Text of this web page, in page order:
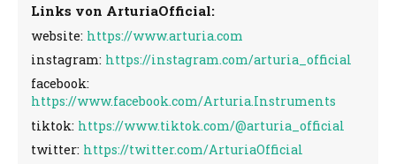
Links von ArturiaOfficial:
website: https://www.arturia.com
instagram: https://instagram.com/arturia_official
facebook:
https://www.facebook.com/Arturia.Instruments
tiktok: https://www.tiktok.com/@arturia_official
twitter: https://twitter.com/ArturiaOfficial